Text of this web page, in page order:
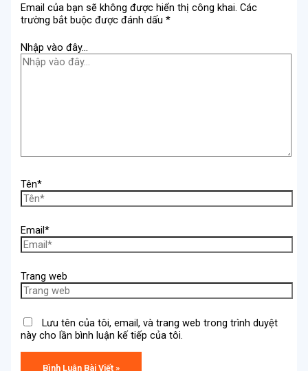
Email của bạn sẽ không được hiển thị công khai. Các
trường bắt buộc được đánh dấu*
Nhập vào đây...
Tên*
Email*
Trang web
Lưu tên của tôi, email, và trang web trong trình duyệt
này cho lần bình luận kế tiếp của tôi.